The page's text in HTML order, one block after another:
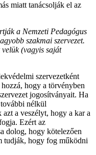
miatt tanácsolják el az
a Nemzeti Pedagógus
szakmai szervezet.
velük (vagyis saját
szervezetként
hogy a törvényben
jogosítványait. Ha
nélkül
a veszélyt, hogy a kar a
Ezért az
dolog, hogy kötelezően
tudják, hogy fog működni